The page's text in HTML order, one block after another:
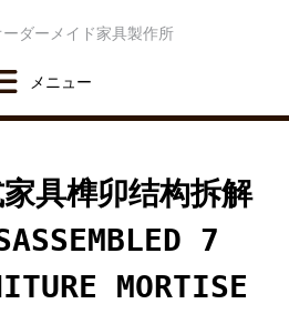
具榫卯结构拆解
7
MORTISE